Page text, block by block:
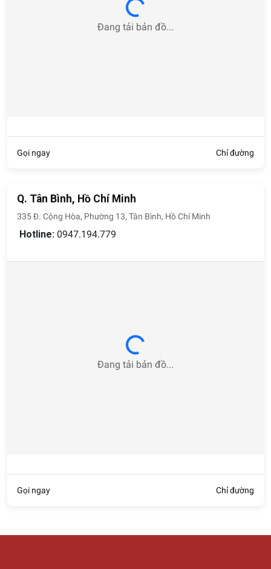
Loading...
Đang tải bản đồ...
Gọi ngay Chỉ đường
Q. Tân Bình, Hồ Chí Minh
335 Đ. Cộng Hòa, Phường 13, Tân Bình, Hồ Chí Minh
Hotline: 0947.194.779
Loading...
Đang tải bản đồ...
Gọi ngay Chỉ đường